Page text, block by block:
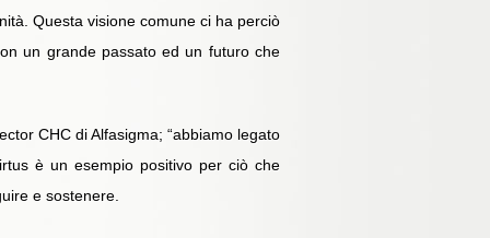
Questa visione comune ci ha perciò
un grande passato ed un futuro che
CHC di Alfasigma; “abbiamo legato
è un esempio positivo per ciò che
e sostenere.